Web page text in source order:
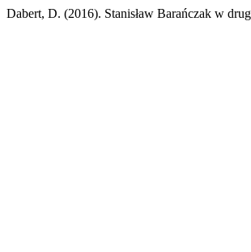
Dabert, D. (2016). Stanisław Barańczak w